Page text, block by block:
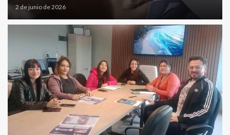
1 de junio de 2026